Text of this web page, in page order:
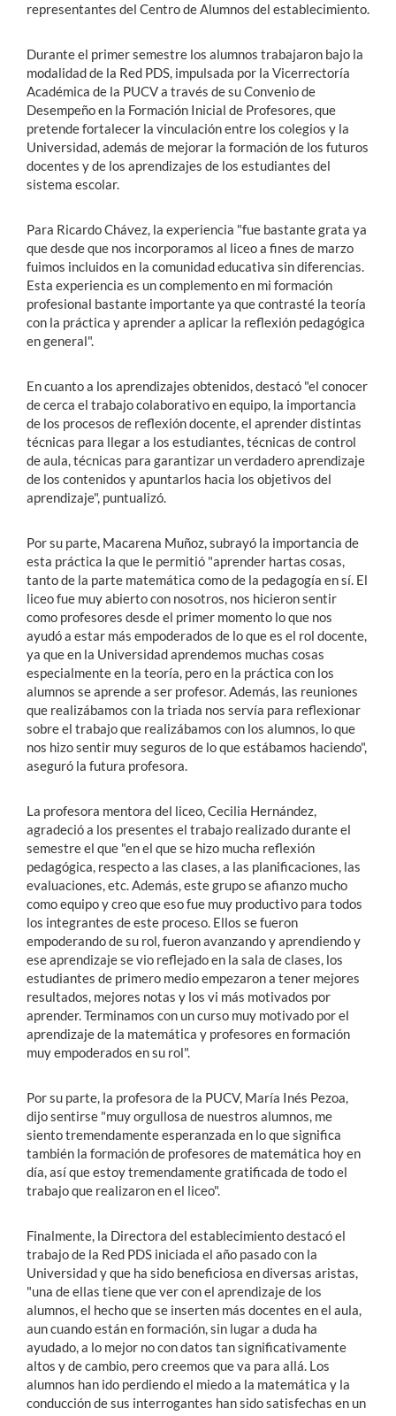
representantes del Centro de Alumnos del establecimiento.
Durante el primer semestre los alumnos trabajaron bajo la
modalidad de la Red PDS, impulsada por la Vicerrectoría
Académica de la PUCV a través de su Convenio de
Desempeño en la Formación Inicial de Profesores, que
pretende fortalecer la vinculación entre los colegios y la
Universidad, además de mejorar la formación de los futuros
docentes y de los aprendizajes de los estudiantes del
sistema escolar.
Para Ricardo Chávez, la experiencia "fue bastante grata ya
que desde que nos incorporamos al liceo a fines de marzo
fuimos incluidos en la comunidad educativa sin diferencias.
Esta experiencia es un complemento en mi formación
profesional bastante importante ya que contrasté la teoría
con la práctica y aprender a aplicar la reflexión pedagógica
en general".
En cuanto a los aprendizajes obtenidos, destacó "el conocer
de cerca el trabajo colaborativo en equipo, la importancia
de los procesos de reflexión docente, el aprender distintas
técnicas para llegar a los estudiantes, técnicas de control
de aula, técnicas para garantizar un verdadero aprendizaje
de los contenidos y apuntarlos hacia los objetivos del
aprendizaje", puntualizó.
Por su parte, Macarena Muñoz, subrayó la importancia de
esta práctica la que le permitió "aprender hartas cosas,
tanto de la parte matemática como de la pedagogía en sí. El
liceo fue muy abierto con nosotros, nos hicieron sentir
como profesores desde el primer momento lo que nos
ayudó a estar más empoderados de lo que es el rol docente,
ya que en la Universidad aprendemos muchas cosas
especialmente en la teoría, pero en la práctica con los
alumnos se aprende a ser profesor. Además, las reuniones
que realizábamos con la triada nos servía para reflexionar
sobre el trabajo que realizábamos con los alumnos, lo que
nos hizo sentir muy seguros de lo que estábamos haciendo",
aseguró la futura profesora.
La profesora mentora del liceo, Cecilia Hernández,
agradeció a los presentes el trabajo realizado durante el
semestre el que "en el que se hizo mucha reflexión
pedagógica, respecto a las clases, a las planificaciones, las
evaluaciones, etc. Además, este grupo se afianzo mucho
como equipo y creo que eso fue muy productivo para todos
los integrantes de este proceso. Ellos se fueron
empoderando de su rol, fueron avanzando y aprendiendo y
ese aprendizaje se vio reflejado en la sala de clases, los
estudiantes de primero medio empezaron a tener mejores
resultados, mejores notas y los vi más motivados por
aprender. Terminamos con un curso muy motivado por el
aprendizaje de la matemática y profesores en formación
muy empoderados en su rol".
Por su parte, la profesora de la PUCV, María Inés Pezoa,
dijo sentirse "muy orgullosa de nuestros alumnos, me
siento tremendamente esperanzada en lo que significa
también la formación de profesores de matemática hoy en
día, así que estoy tremendamente gratificada de todo el
trabajo que realizaron en el liceo".
Finalmente, la Directora del establecimiento destacó el
trabajo de la Red PDS iniciada el año pasado con la
Universidad y que ha sido beneficiosa en diversas aristas,
"una de ellas tiene que ver con el aprendizaje de los
alumnos, el hecho que se inserten más docentes en el aula,
aun cuando están en formación, sin lugar a duda ha
ayudado, a lo mejor no con datos tan significativamente
altos y de cambio, pero creemos que va para allá. Los
alumnos han ido perdiendo el miedo a la matemática y la
conducción de sus interrogantes han sido satisfechas en un